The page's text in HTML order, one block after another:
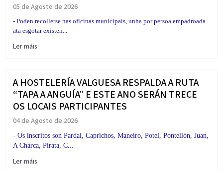
05 de Agosto de 2026
- Poden recollerse nas oficinas municipais, unha por persoa empadroada
ata esgotar existen...
Ler máis
A HOSTELERÍA VALGUESA RESPALDA A RUTA
“TAPA A ANGUÍA” E ESTE ANO SERÁN TRECE
OS LOCAIS PARTICIPANTES
04 de Agosto de 2026
- Os inscritos son Pardal, Caprichos, Maneiro, Potel, Pontellón, Juan,
A Charca, Pirata, C...
Ler máis